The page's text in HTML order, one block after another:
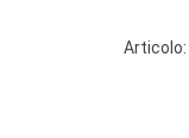
Articolo: